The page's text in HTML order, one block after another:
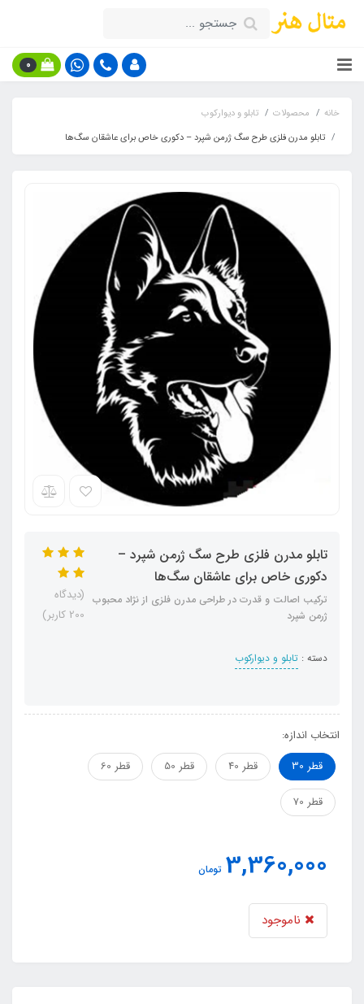
0
خانه محصولات
تابلو و دیوارکوب
تابلو مدرن فلزی طرح سگ ژرمن شپرد – دکوری خاص برای عاشقان سگ‌ها
تابلو مدرن فلزی طرح سگ ژرمن شپرد –
دکوری خاص برای عاشقان سگ‌ها
ترکیب اصالت و قدرت در طراحی مدرن فلزی از نژاد محبوب
ژرمن شپرد
دسته : تابلو و دیوارکوب
(دیدگاه
200 کاربر)
انتخاب اندازه:
قطر 30
قطر 40 قطر 50 قطر 60
قطر 70
3,360,000 تومان
ناموجود